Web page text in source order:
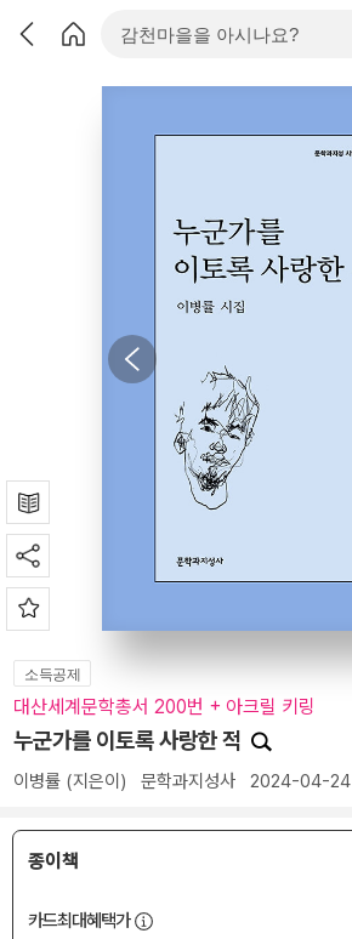
소득공제
대산세계문학총서 200번 + 아크릴 키링
누군가를 이토록 사랑한 적
이병률 (지은이) 문학과지성사 2024-04-24
종이책
카드최대혜택가